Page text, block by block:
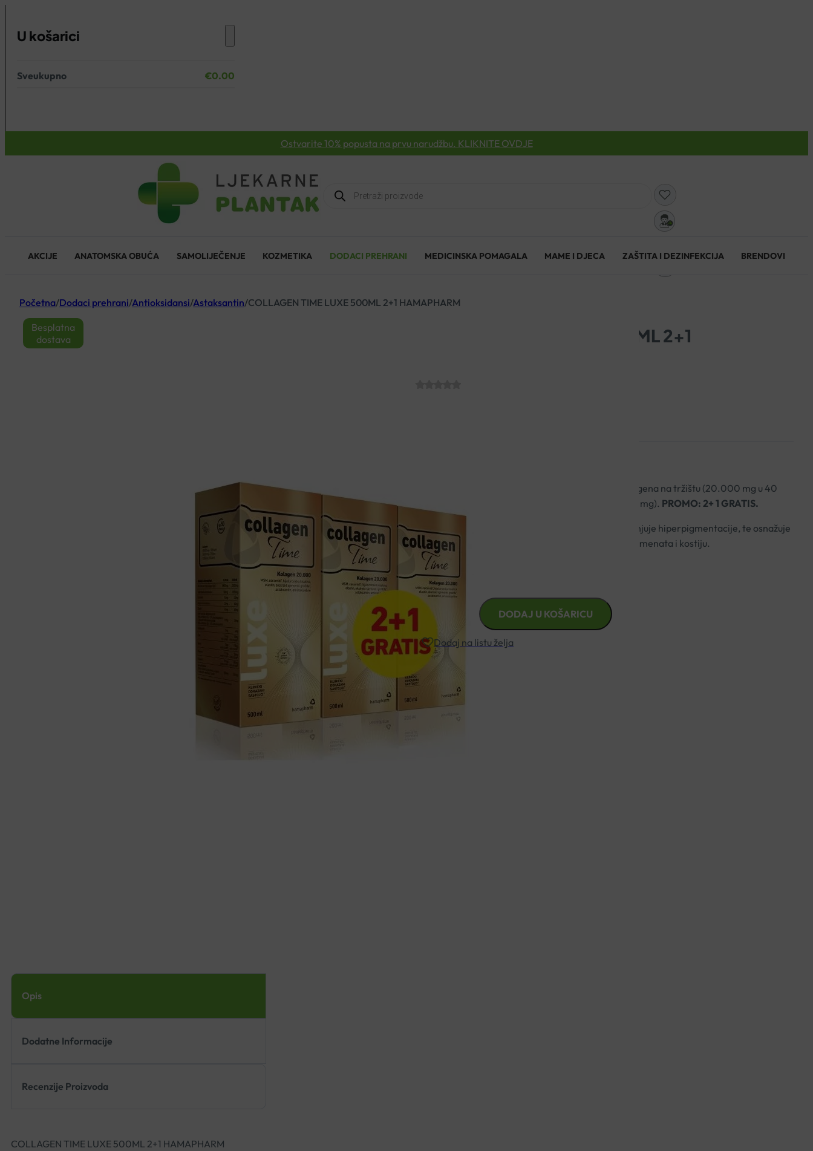
U košarici
Nema proizvoda u košarici.
Sveukupno €0.00
Ostvarite 10% popusta na prvu narudžbu. KLIKNITE OVDJE
Products
search
AKCIJE ANATOMSKA OBUĆA SAMOLIJEČENJE KOZMETIKA DODACI PREHRANI MEDICINSKA POMAGALA MAME I DJECA ZAŠTITA I DEZINFEKCIJA BRENDOVI
Početna/Dodaci prehrani/Antioksidansi/Astaksantin/COLLAGEN TIME LUXE 500ML 2+1 HAMAPHARM
Besplatna
dostava
COLLAGEN TIME LUXE 500ML 2+1
Tekući dodatak prehrani koji sadrži najvišu dozu kolagena na tržištu (20.000 mg u 40
ml), UV protect complex i visoku dozu MSM-a (1.000 mg). PROMO: 2+ 1 GRATIS.
Poboljšava teksturu, elastičnost i zdravlje kože, smanjuje hiperpigmentacije, te osnažuje
nokte i kosu. Podržava zdravlje zglobova, mišića, ligamenata i kostiju.
Rezultati su vidljivi već nakon 15 dana.
COLLAGEN
TIME
LUXE
500ML
2+1
HAMAPHARM
DODAJ U KOŠARICU
Dodaj na listu želja
Besplatna dostava za narudžbe iznad €49,99
Opis
Dodatne Informacije
Recenzije Proizvoda
COLLAGEN TIME LUXE 500ML 2+1 HAMAPHARM